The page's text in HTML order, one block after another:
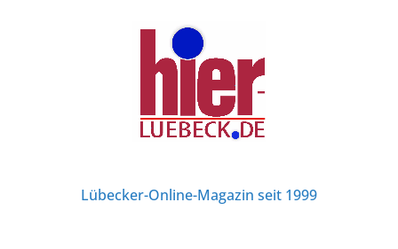
Lübecker-Online-Magazin seit 1999